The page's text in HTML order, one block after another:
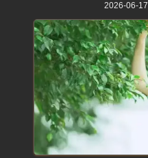
2026-06-17